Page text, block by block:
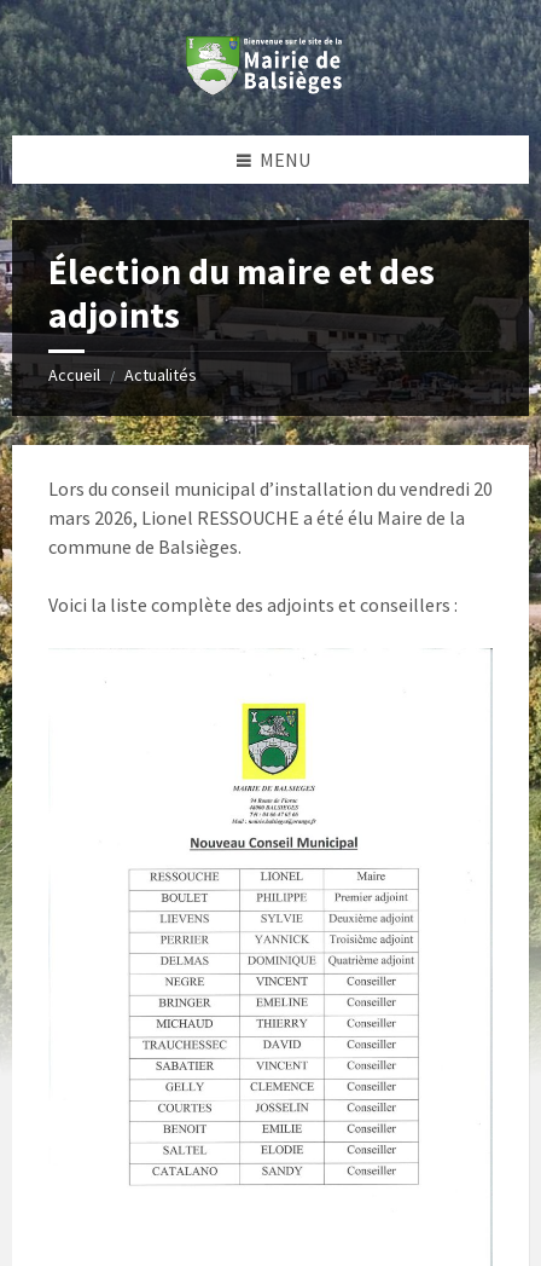
Skip
to
content
Skip
to
left
sidebar
Skip
to
right
sidebar
Skip
to
footer
MENU
Élection du maire et des
adjoints
Accueil / Actualités
Lors du conseil municipal d’installation du vendredi 20
mars 2026, Lionel RESSOUCHE a été élu Maire de la
commune de Balsièges.
Voici la liste complète des adjoints et conseillers :